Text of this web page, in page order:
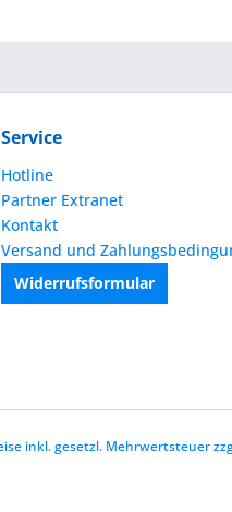
Service
Hotline
Partner Extranet
Kontakt
Versand und
Widerrufsformular
inkl. gesetzl. Mehrwertsteuer